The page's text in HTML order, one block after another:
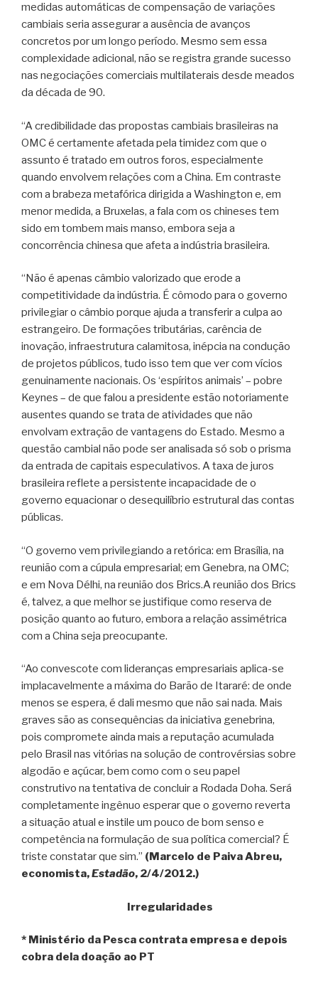
medidas automáticas de compensação de variações
cambiais seria assegurar a ausência de avanços
concretos por um longo período. Mesmo sem essa
complexidade adicional, não se registra grande sucesso
nas negociações comerciais multilaterais desde meados
da década de 90.
“A credibilidade das propostas cambiais brasileiras na
OMC é certamente afetada pela timidez com que o
assunto é tratado em outros foros, especialmente
quando envolvem relações com a China. Em contraste
com a brabeza metafórica dirigida a Washington e, em
menor medida, a Bruxelas, a fala com os chineses tem
sido em tombem mais manso, embora seja a
concorrência chinesa que afeta a indústria brasileira.
“Não é apenas câmbio valorizado que erode a
competitividade da indústria. É cômodo para o governo
privilegiar o câmbio porque ajuda a transferir a culpa ao
estrangeiro. De formações tributárias, carência de
inovação, infraestrutura calamitosa, inépcia na condução
de projetos públicos, tudo isso tem que ver com vícios
genuinamente nacionais. Os ‘espíritos animais’ – pobre
Keynes – de que falou a presidente estão notoriamente
ausentes quando se trata de atividades que não
envolvam extração de vantagens do Estado. Mesmo a
questão cambial não pode ser analisada só sob o prisma
da entrada de capitais especulativos. A taxa de juros
brasileira reflete a persistente incapacidade de o
governo equacionar o desequilíbrio estrutural das contas
públicas.
“O governo vem privilegiando a retórica: em Brasília, na
reunião com a cúpula empresarial; em Genebra, na OMC;
e em Nova Délhi, na reunião dos Brics.A reunião dos Brics
é, talvez, a que melhor se justifique como reserva de
posição quanto ao futuro, embora a relação assimétrica
com a China seja preocupante.
“Ao convescote com lideranças empresariais aplica-se
implacavelmente a máxima do Barão de Itararé: de onde
menos se espera, é dali mesmo que não sai nada. Mais
graves são as consequências da iniciativa genebrina,
pois compromete ainda mais a reputação acumulada
pelo Brasil nas vitórias na solução de controvérsias sobre
algodão e açúcar, bem como com o seu papel
construtivo na tentativa de concluir a Rodada Doha. Será
completamente ingênuo esperar que o governo reverta
a situação atual e instile um pouco de bom senso e
competência na formulação de sua política comercial? É
triste constatar que sim.” (Marcelo de Paiva Abreu,
economista,Estadão, 2/4/2012.)
Irregularidades
* Ministério da Pesca contrata empresa e depois
cobra dela doação ao PT